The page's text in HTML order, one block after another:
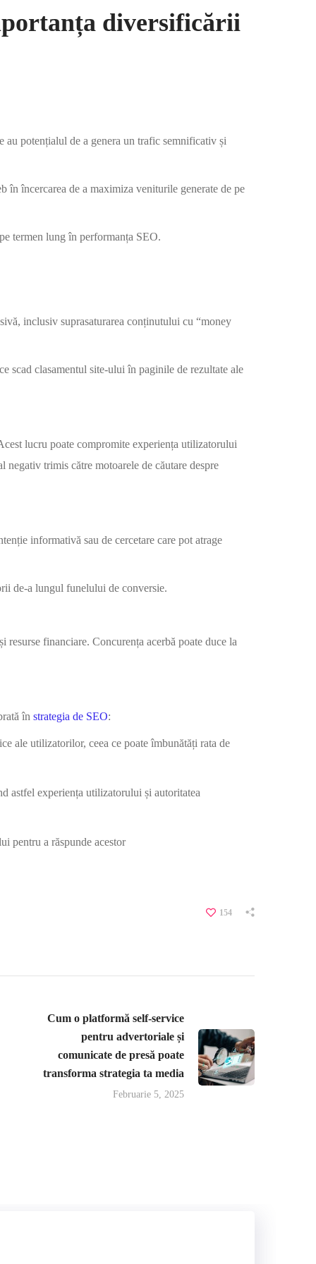
diversificării
potențialul de a genera un trafic semnificativ și
în încercarea de a maximiza veniturile generate de pe
termen lung în performanța SEO.
inclusiv suprasaturarea conținutului cu “money
scad clasamentul site-ului în paginile de rezultate ale
lucru poate compromite experiența utilizatorului
trimis către motoarele de căutare despre
informativă sau de cercetare care pot atrage
de-a lungul funelului de conversie.
financiare. Concurența acerbă poate duce la
în strategia de SEO:
ale utilizatorilor, ceea ce poate îmbunătăți rata de
astfel experiența utilizatorului și autoritatea
pentru a răspunde acestor
154
Cum o platformă self-service
pentru advertoriale și
comunicate de presă poate
transforma strategia ta media
Februarie 5, 2025